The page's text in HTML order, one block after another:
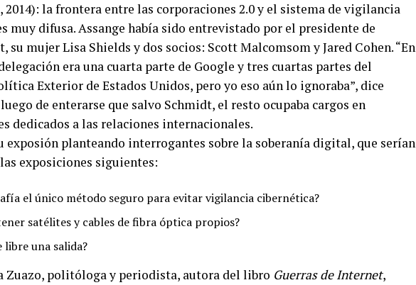
la frontera entre las corporaciones 2.0 y el sistema de vigilancia
muy difusa. Assange había sido entrevistado por el presidente de
su mujer Lisa Shields y dos socios: Scott Malcomsom y Jared Cohen. “En
era una cuarta parte de Google y tres cuartas partes del
Exterior de Estados Unidos, pero yo eso aún lo ignoraba”, dice
de enterarse que salvo Schmidt, el resto ocupaba cargos en
dedicados a las relaciones internacionales.
exposión planteando interrogantes sobre la soberanía digital, que serían
exposiciones siguientes:
el único método seguro para evitar vigilancia cibernética?
satélites y cables de fibra óptica propios?
libre una salida?
Zuazo, politóloga y periodista, autora del libro Guerras de Internet,